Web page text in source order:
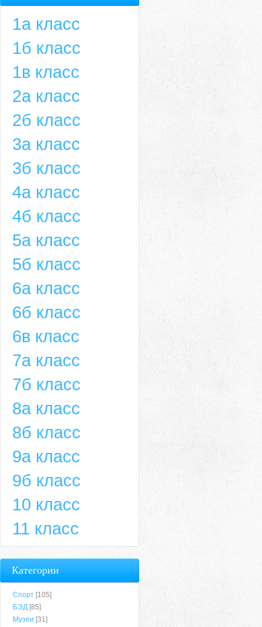
1а класс
1б класс
1в класс
2а класс
2б класс
3а класс
3б класс
4а класс
4б класс
5а класс
5б класс
6а класс
6б класс
6в класс
7а класс
7б класс
8а класс
8б класс
9а класс
9б класс
10 класс
11 класс
Категории
Спорт [105]
БЭД [85]
Музеи [31]